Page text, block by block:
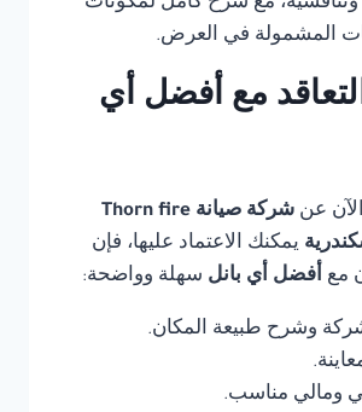
المشمولة في العرض.
مع أفضل أي
عن
شركة صيانة Thorn fire
يمكنك الاعتماد عليها، فإن
مع أفضل أي بانل سهلة وواضحة:
وشرح طبيعة المكان.
ومالي مناسب.